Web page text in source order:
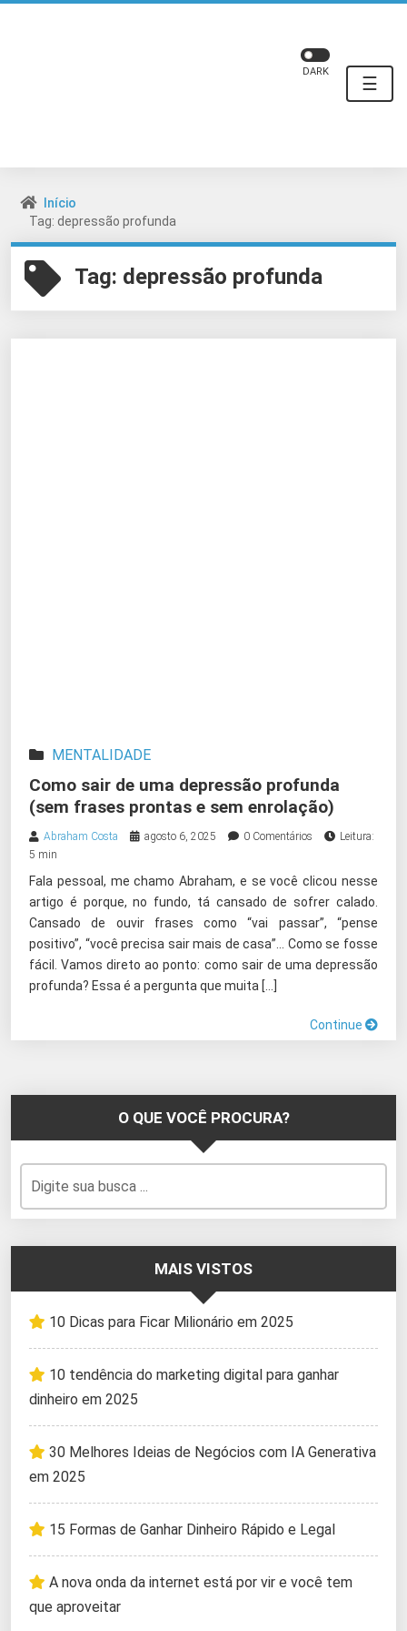
☰
DARK
Início
Tag: depressão profunda
Tag: depressão profunda
MENTALIDADE
Como sair de uma depressão profunda
(sem frases prontas e sem enrolação)
Abraham Costa agosto 6, 2025 0 Comentários
Leitura:
5 min
Fala pessoal, me chamo Abraham, e se você clicou nesse
artigo é porque, no fundo, tá cansado de sofrer calado.
Cansado de ouvir frases como “vai passar”, “pense
positivo”, “você precisa sair mais de casa”… Como se fosse
fácil. Vamos direto ao ponto: como sair de uma depressão
profunda? Essa é a pergunta que muita […]
Continue
O QUE VOCÊ PROCURA?
MAIS VISTOS
10 Dicas para Ficar Milionário em 2025
10 tendência do marketing digital para ganhar
dinheiro em 2025
30 Melhores Ideias de Negócios com IA Generativa
em 2025
15 Formas de Ganhar Dinheiro Rápido e Legal
A nova onda da internet está por vir e você tem
que aproveitar